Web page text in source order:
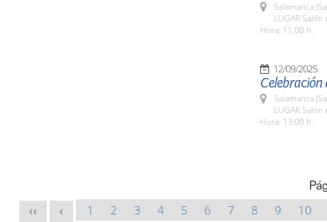
Salamanca
LUGAR
Hora: 11,00 h.
12/09/2025
Celebración
Salamanca
LUGAR
Hora: 13:00 h.
<< < 1 2 3 4 5 6 7 8 9 10